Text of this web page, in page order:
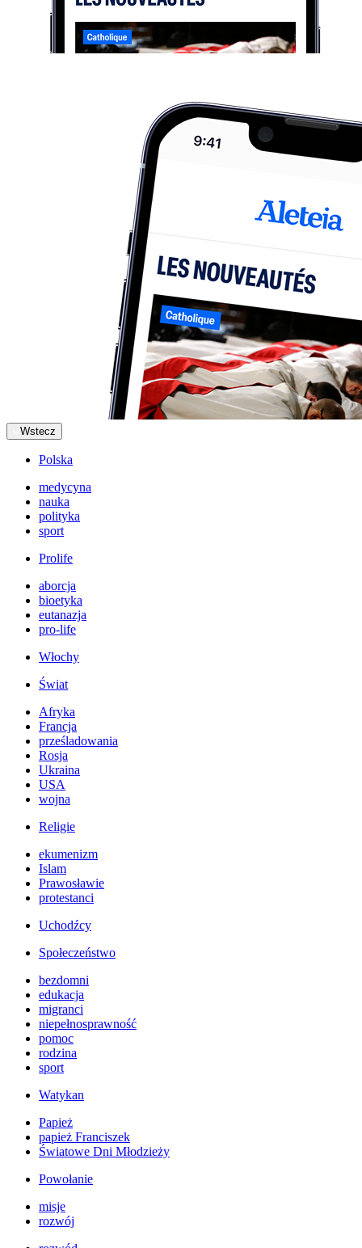
Wstecz
Polska
medycyna
nauka
polityka
sport
Prolife
aborcja
bioetyka
eutanazja
pro-life
Włochy
Świat
Afryka
Francja
prześladowania
Rosja
Ukraina
USA
wojna
Religie
ekumenizm
Islam
Prawosławie
protestanci
Uchodźcy
Społeczeństwo
bezdomni
edukacja
migranci
niepełnosprawność
pomoc
rodzina
sport
Watykan
Papież
papież Franciszek
Światowe Dni Młodzieży
Powołanie
misje
rozwój